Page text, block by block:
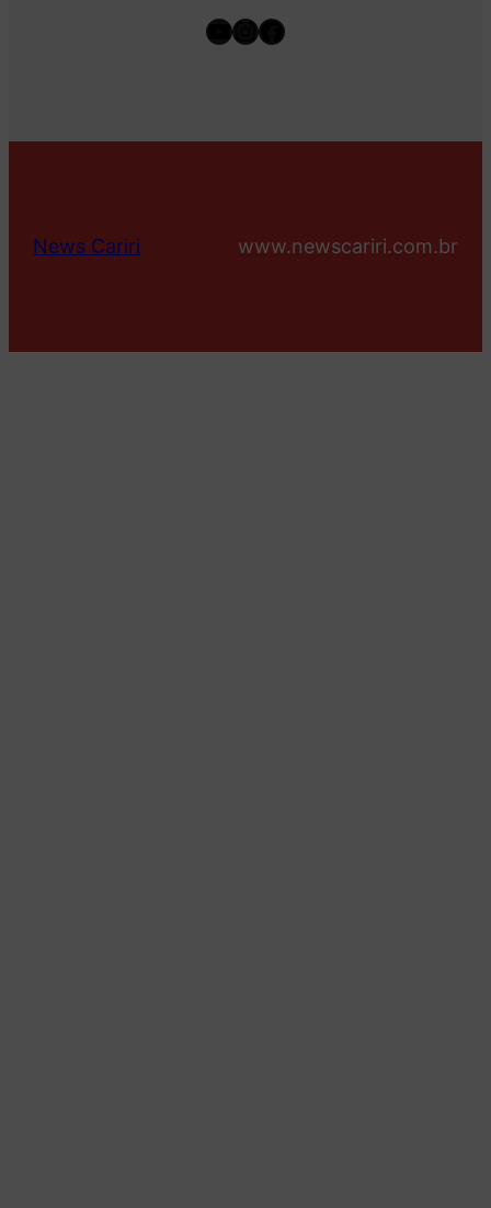
Youtube
Instagram
Facebook
News Cariri www.newscariri.com.br